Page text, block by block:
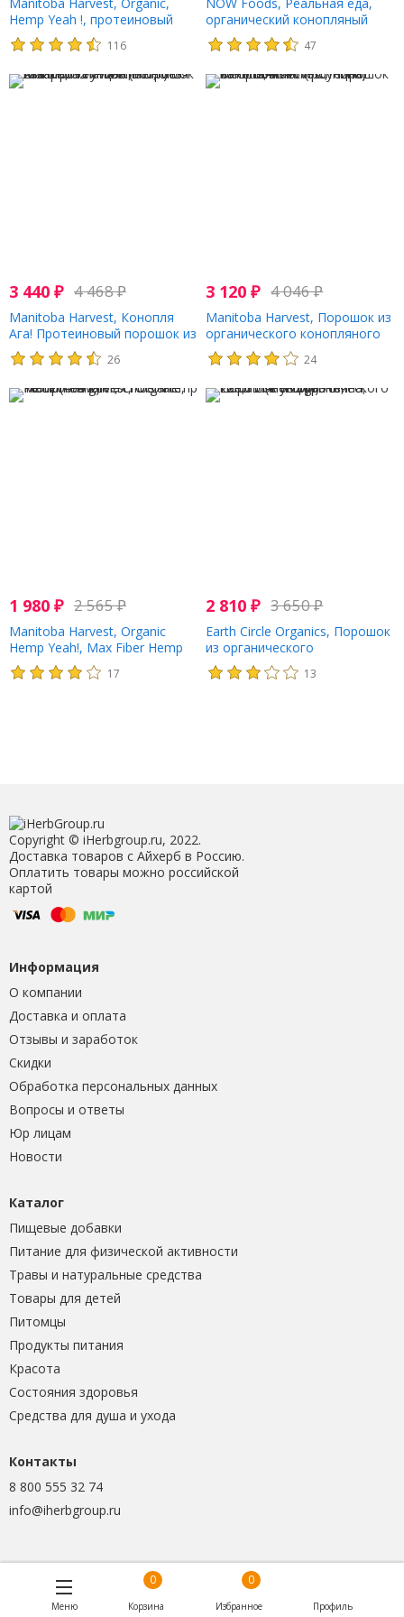
Hemp Yeah !, протеиновый
порошок, максимум протеина,
без сахара, 32 унции (907 г)
116
органический конопляный
протеиновый порошок, 12
унц. (340 г)
47
3 440 ₽ 4 468₽
Manitoba Harvest, Конопля
Ага! Протеиновый порошок из
конопли Max Fiber, без
сахара, 32 унции (907 г)
26
3 120₽ 4 046₽
Manitoba Harvest, Порошок из
органического конопляного
протеина, ваниль, 454 г (16
унций)
24
1 980 ₽ 2 565₽
Manitoba Harvest, Organic
Hemp Yeah!, Max Fiber Hemp
Protein Powder, Chocolate, 16
oz (454 g)
17
2 810₽ 3 650₽
Earth Circle Organics, Порошок
из органического
конопляного протеина, 226,7
г (8 унций)
13
Copyright © iHerbgroup.ru, 2022.
Доставка товаров с Айхерб в Россию.
Оплатить товары можно российской
картой
Информация
О компании
Доставка и оплата
Отзывы и заработок
Скидки
Обработка персональных данных
Вопросы и ответы
Юр лицам
Новости
Каталог
Пищевые добавки
Питание для физической активности
Травы и натуральные средства
Товары для детей
Питомцы
Продукты питания
Красота
Состояния здоровья
Средства для душа и ухода
Контакты
8 800 555 32 74
info@iherbgroup.ru
Меню
0
Корзина
0
Избранное Профиль